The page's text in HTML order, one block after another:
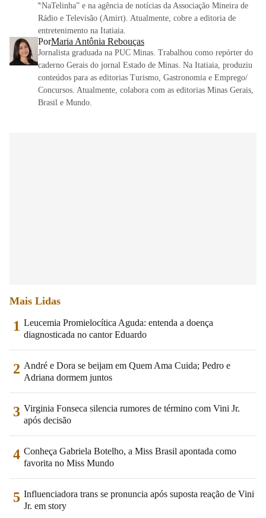
‶NaTelinha” e na agência de notícias da Associação Mineira de
Rádio e Televisão (Amirt). Atualmente, cobre a editoria de
entretenimento na Itatiaia.
PorMaria Antônia Rebouças
Jornalista graduada na PUC Minas. Trabalhou como repórter do
caderno Gerais do jornal Estado de Minas. Na Itatiaia, produziu
conteúdos para as editorias Turismo, Gastronomia e Emprego/
Concursos. Atualmente, colabora com as editorias Minas Gerais,
Brasil e Mundo.
Mais Lidas
1 Leucemia Promielocítica Aguda: entenda a doença
diagnosticada no cantor Eduardo
2 André e Dora se beijam em Quem Ama Cuida; Pedro e
Adriana dormem juntos
3 Virginia Fonseca silencia rumores de término com Vini Jr.
após decisão
4 Conheça Gabriela Botelho, a Miss Brasil apontada como
favorita no Miss Mundo
5 Influenciadora trans se pronuncia após suposta reação de Vini
Jr. em story